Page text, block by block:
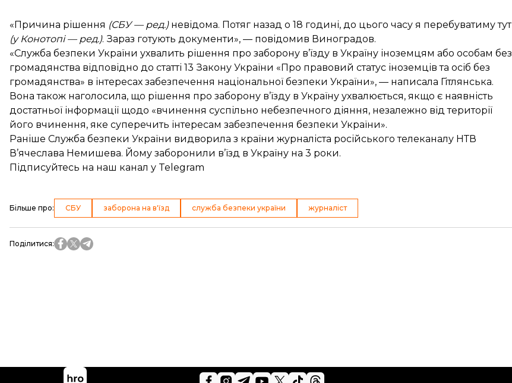
«Причина рішення (СБУ — ред.) невідома. Потяг назад о 18 годині, до цього часу я перебуватиму тут
(у Конотопі — ред.). Зараз готують документи», — повідомив Виноградов.
«Служба безпеки України ухвалить рішення про заборону в’їзду в Україну іноземцям або особам без
громадянства відповідно до статті 13 Закону України «Про правовий статус іноземців та осіб без
громадянства» в інтересах забезпечення національної безпеки України», — написала Гітлянська.
Вона також наголосила, що рішення про заборону в’їзду в Україну ухвалюється, якщо є наявність
достатньої інформації щодо «вчинення суспільно небезпечного діяння, незалежно від території
його вчинення, яке суперечить інтересам забезпечення безпеки України».
Раніше Служба безпеки України видворила з країни журналіста російського телеканалу НТВ
В’ячеслава Немишева. Йому заборонили в’їзд в Україну на 3 роки.
Підписуйтесь на наш канал у Telegram
Більше про: СБУ заборона на в'їзд служба безпеки україни журналіст
Поділитися: